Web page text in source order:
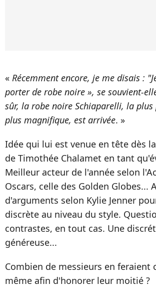
« Récemment encore, je me disais :
porter de robe noire », se souvient-
sûr, la robe noire Schiaparelli, la
plus magnifique, est arrivée. »
Idée qui lui est venue en tête dès
de Timothée Chalamet en tant
Meilleur acteur de l'année selon
Oscars, celle des Golden Globes...
d'arguments selon Kylie Jenner
discrète au niveau du style.
contrastes, en tout cas. Une
généreuse...
Combien de messieurs en feraient
même afin d'honorer leur moitié ?